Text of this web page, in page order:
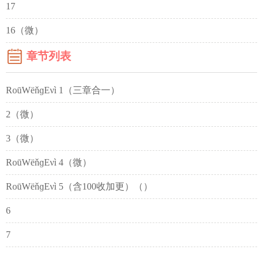
17
16（微）
章节列表
RoūWёňɡEνì 1（三章合一）
2（微）
3（微）
RoūWёňɡEνì 4（微）
RoūWёňɡEνì 5（含100收加更）（）
6
7